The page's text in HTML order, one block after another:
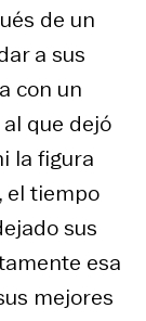
de un
a sus
con un
que dejó
la figura
el tiempo
sus
esa
mejores